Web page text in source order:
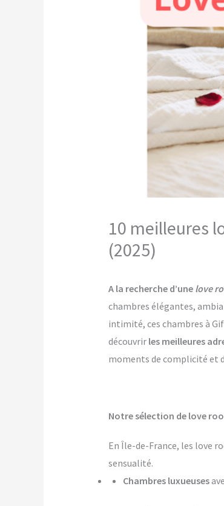
10 meilleures
(2025)
A la recherche d’une love
chambres élégantes,
intimité, ces chambres à
découvrir les meilleures
moments de complicité et
Notre sélection de love
En Île-de-France, les love
sensualité.
Chambres luxueuses